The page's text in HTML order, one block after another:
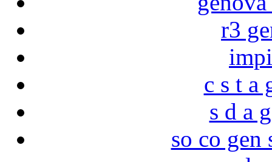
r3
c s t a
s d a
so co